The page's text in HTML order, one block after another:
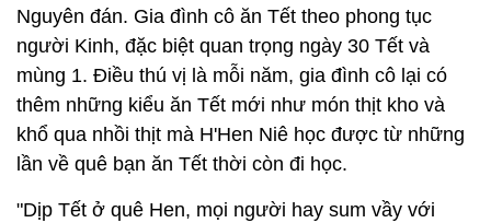
Nguyên đán. Gia đình cô ăn Tết theo phong tục
người Kinh, đặc biệt quan trọng ngày 30 Tết và
mùng 1. Điều thú vị là mỗi năm, gia đình cô lại có
thêm những kiểu ăn Tết mới như món thịt kho và
khổ qua nhồi thịt mà H'Hen Niê học được từ những
lần về quê bạn ăn Tết thời còn đi học.
"Dịp Tết ở quê Hen, mọi người hay sum vầy với